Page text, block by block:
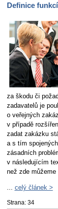
Definice
za škodu či
zadavatelů je
o veřejných
v případě
zadat zakázku
a s tím
zásadních
v následujícím
než zde
... celý článek >
Strana: 34